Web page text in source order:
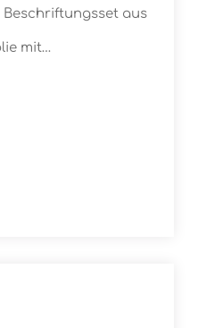
Beschriftungsset aus
mit